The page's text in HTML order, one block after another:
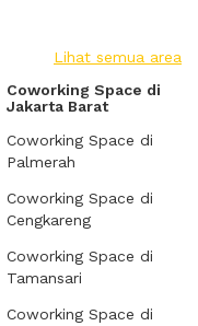
Lihat semua area
Coworking Space di
Jakarta Barat
Coworking Space di
Palmerah
Coworking Space di
Cengkareng
Coworking Space di
Tamansari
Coworking Space di